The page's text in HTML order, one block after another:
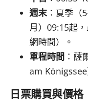
週末：夏季（
月）09:15起
網時間）。
單程時間 ：薩
am Königssee
日票購買與價格